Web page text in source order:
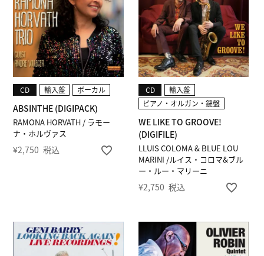
RAMONA HORVATH / ラモー
ナ・ホルヴァス
ABSINTHE (DIGIPACK)
CD 輸入盤 ボーカル
¥2,750 税込
LLUIS COLOMA & BLUE LOU
MARINI /ルイス・コロマ&ブル
ー・ルー・マリーニ
WE LIKE TO GROOVE!
(DIGIFILE)
CD
輸入盤
ピアノ・オルガン・鍵盤
¥2,750 税込